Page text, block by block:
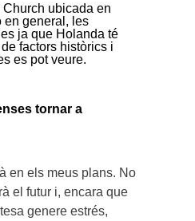
Church ubicada en
en general, les
ja que Holanda té
factors històrics i
es pot veure.
tornar a
en els meus plans. No
el futur i, encara que
genere estrés,